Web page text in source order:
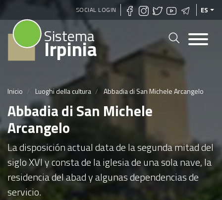
Pasar
al
SOCIAL LOGIN ES
Sistema
Irpinia
Inicio Luoghi della cultura Abbadia di San Michele Arcangelo
Abbadia di San Michele
Arcangelo
La disposición actual data de la segunda mitad del
siglo XVI y consta de la iglesia de una sola nave, la
residencia del abad y algunas dependencias de
servicio.